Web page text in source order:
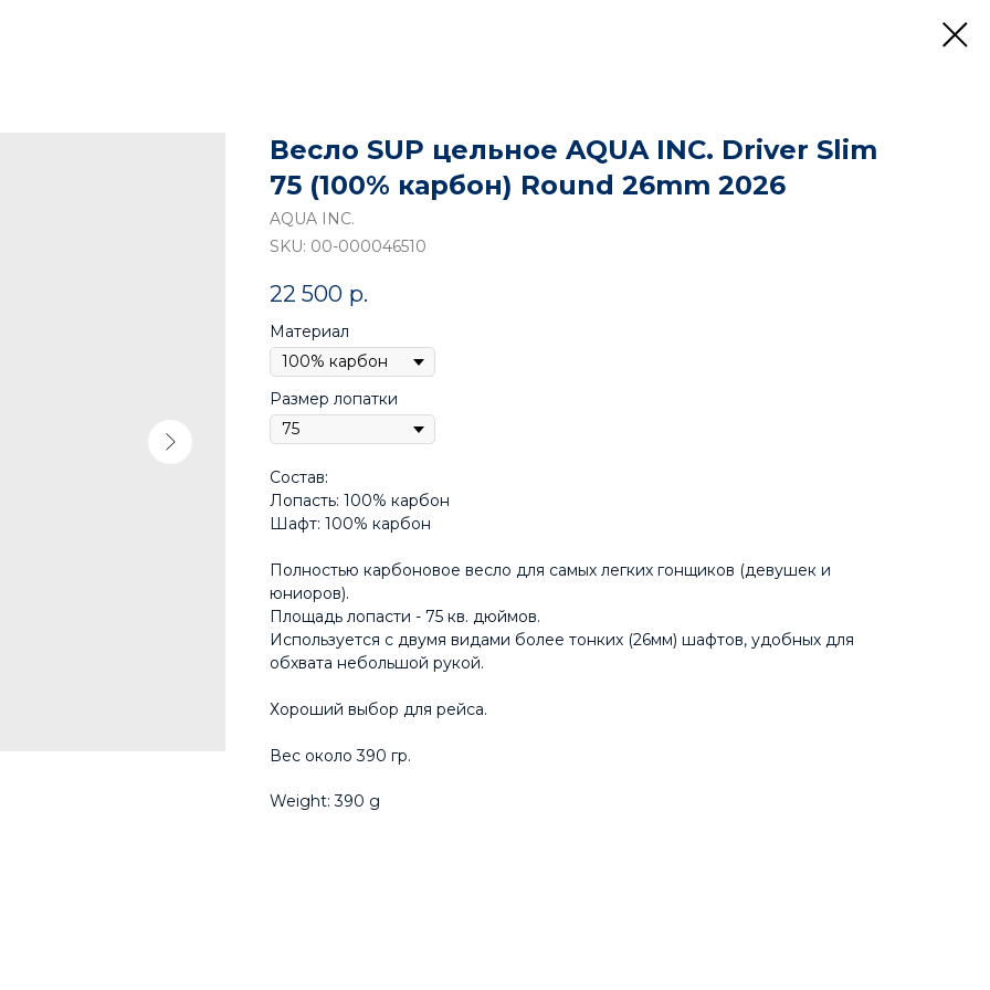
Весло SUP цельное AQUA INC. Driver Slim
75 (100% карбон) Round 26mm 2026
AQUA INC.
SKU: 00-000046510
22 500 р.
Материал
Размер лопатки
Состав:
Лопасть: 100% карбон
Шафт: 100% карбон
Полностью карбоновое весло для самых легких гонщиков (девушек и
юниоров).
Площадь лопасти - 75 кв. дюймов.
Используется с двумя видами более тонких (26мм) шафтов, удобных для
обхвата небольшой рукой.
Хороший выбор для рейса.
Вес около 390 гр.
Weight: 390 g